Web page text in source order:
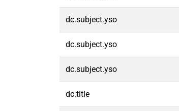
dc.subject.yso
dc.subject.yso
dc.subject.yso
dc.title